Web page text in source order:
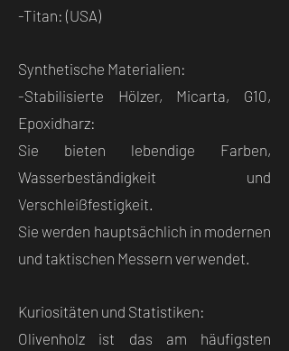
-Titan: (USA)
Synthetische Materialien:
-Stabilisierte Hölzer, Micarta, G10,
Epoxidharz:
Sie bieten lebendige Farben,
Wasserbeständigkeit und
Verschleißfestigkeit.
Sie werden hauptsächlich in modernen
und taktischen Messern verwendet.
Kuriositäten und Statistiken:
Olivenholz ist das am häufigsten